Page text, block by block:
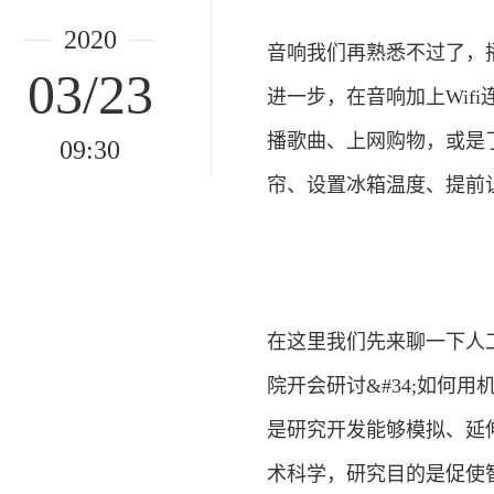
2020
03/23
09:30
音响我们再熟悉不过了
进一步，在音响加上Wifi
播歌曲、上网购物，或是
帘、设置冰箱温度、提前
在这里我们先来聊一下人
院开会研讨&#34;如何用
是研究开发能够模拟、
术科学，研究目的是促使